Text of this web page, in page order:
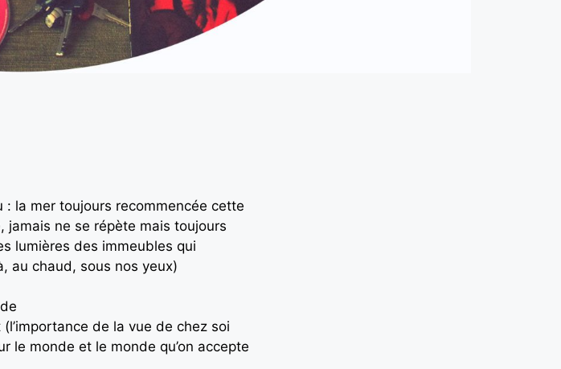
la mer toujours recommencée cette
ne se répète mais toujours
lumières des immeubles qui
au chaud, sous nos yeux)
de la vue de chez soi
le monde et le monde qu’on accepte